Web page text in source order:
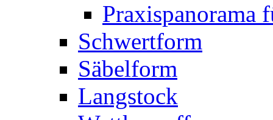
Praxispanorama
Schwertform
Säbelform
Langstock